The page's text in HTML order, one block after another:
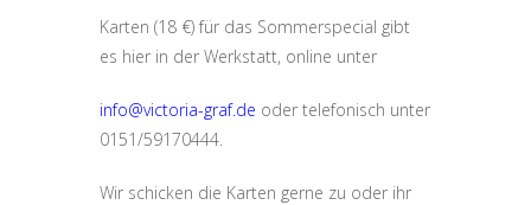
Karten (18 €) für das Sommerspecial gibt
es hier in der Werkstatt, online unter
info@victoria-graf.de oder telefonisch unter
0151/59170444.
Wir schicken die Karten gerne zu oder ihr